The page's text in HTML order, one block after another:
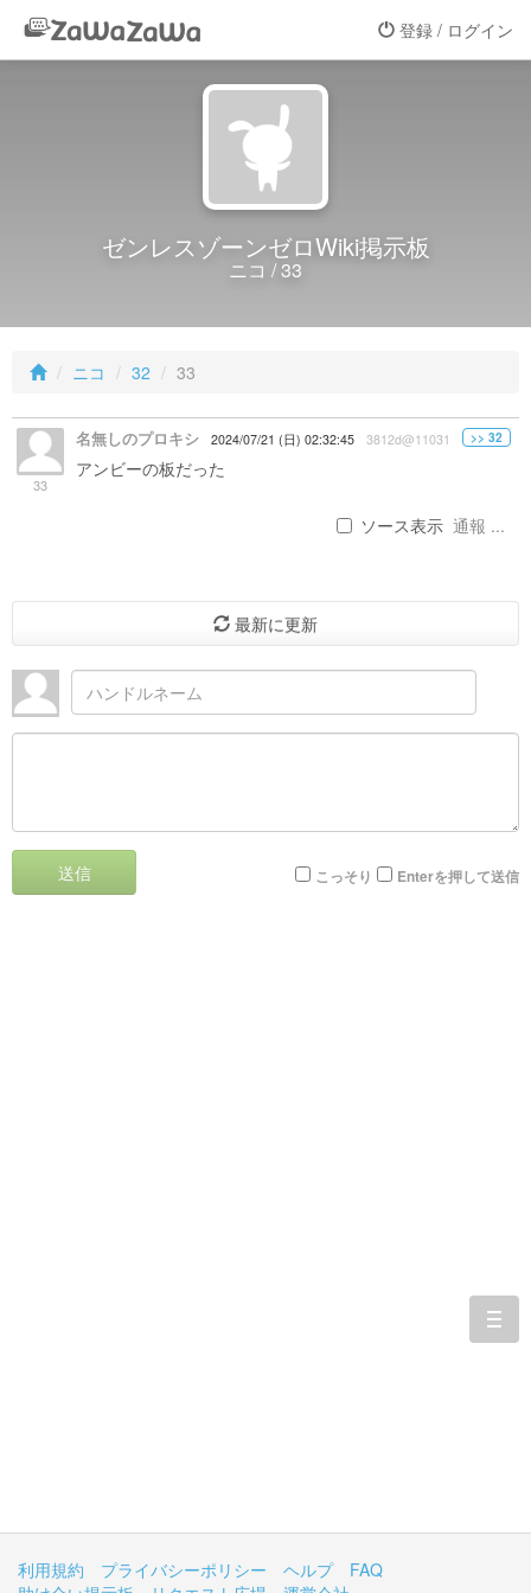
登録 / ログイン
ゼンレスゾーンゼロWiki掲示板
ニコ / 33
ニコ 32 33
33
名無しのプロキシ 2024/07/21 (日) 02:32:45 3812d@11031 >> 32
アンビーの板だった
ソース表示 通報 ...
最新に更新
送信 こっそり Enterを押して送信
利用規約 プライバシーポリシー ヘルプ
FAQ